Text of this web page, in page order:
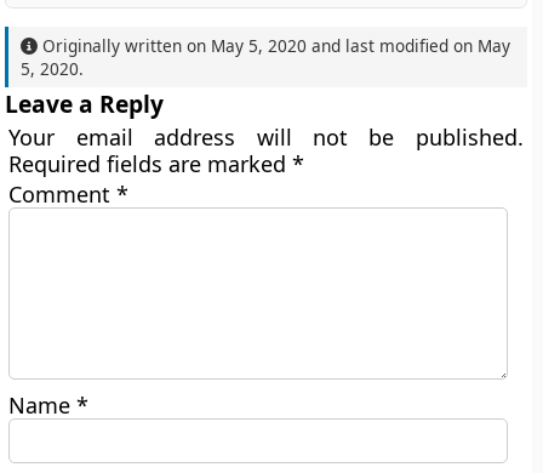
Originally written on May 5, 2020 and last modified on May
5, 2020.
Leave a Reply
Your email address will not be published.
Required fields are marked*
Comment*
Name*